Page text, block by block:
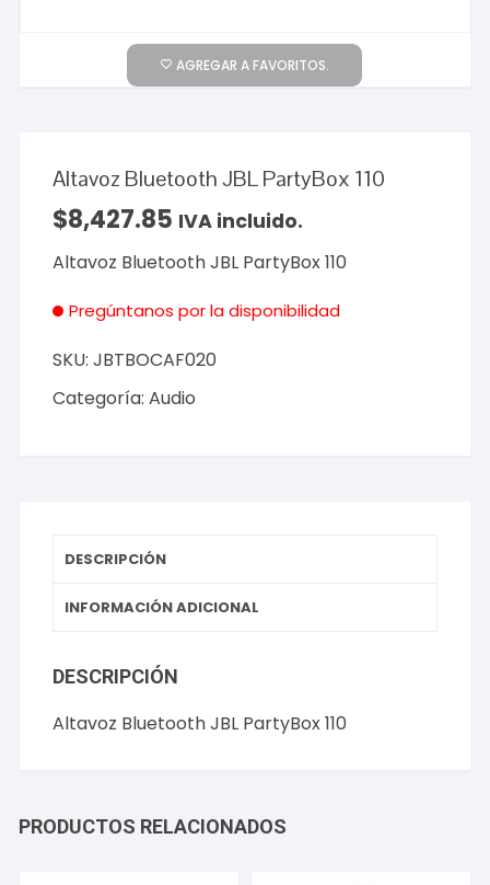
AGREGAR A FAVORITOS.
Altavoz Bluetooth JBL PartyBox 110
$8,427.85 IVA incluido.
Altavoz Bluetooth JBL PartyBox 110
Pregúntanos por la disponibilidad
SKU:JBTBOCAF020
Categoría:Audio
DESCRIPCIÓN
INFORMACIÓN ADICIONAL
DESCRIPCIÓN
Altavoz Bluetooth JBL PartyBox 110
PRODUCTOS RELACIONADOS